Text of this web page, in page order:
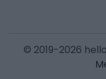
© 2019-2026